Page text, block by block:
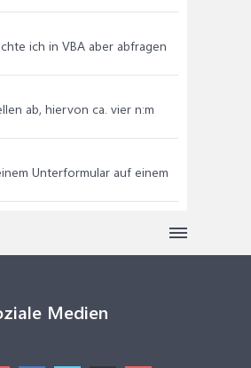
ich in VBA aber abfragen
ab, hiervon ca. vier n:m
Unterformular auf einem
Medien